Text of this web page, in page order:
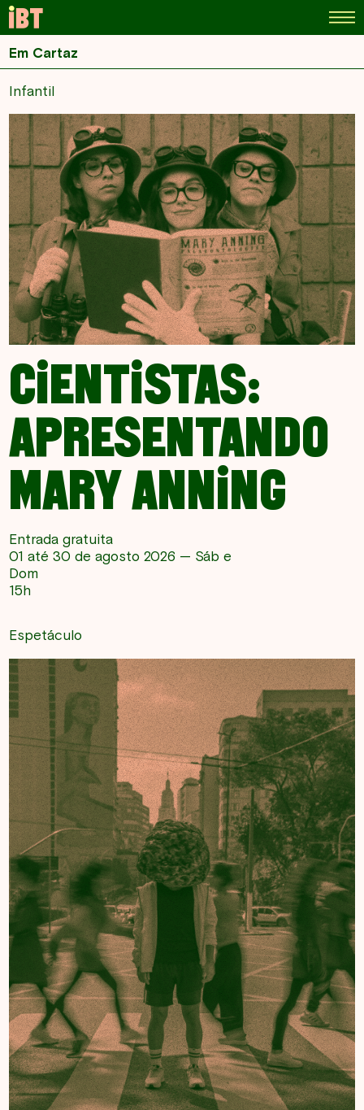
Em Cartaz
Infantil
CIENTISTAS:
APRESENTANDO
MARY ANNING
Entrada gratuita
01 até 30 de agosto 2026 — Sáb e
Dom
15h
Espetáculo